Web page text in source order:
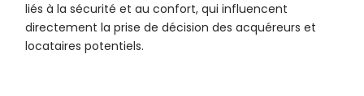
liés à la sécurité et au confort, qui influencent
directement la prise de décision des acquéreurs et
locataires potentiels.